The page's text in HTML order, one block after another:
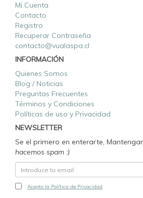
Mi Cuenta
Contacto
Registro
Recuperar Contraseña
contacto@vualaspa.cl
INFORMACIÓN
Quienes Somos
Blog / Noticias
Preguntas Frecuentes
Términos y Condiciones
Políticas de uso y Privacidad
NEWSLETTER
Se el primero en enterarte,
hacemos spam :)
Acepto la Política de Privacidad